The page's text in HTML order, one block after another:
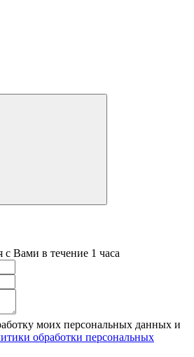
Вами в течение 1 часа
моих персональных данных и
обработки персональных